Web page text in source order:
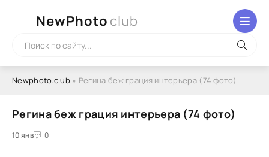
NewPhoto club
Newphoto.club» Регина беж грация интерьера (74 фото)
Регина беж грация интерьера (74 фото)
10 янв 0